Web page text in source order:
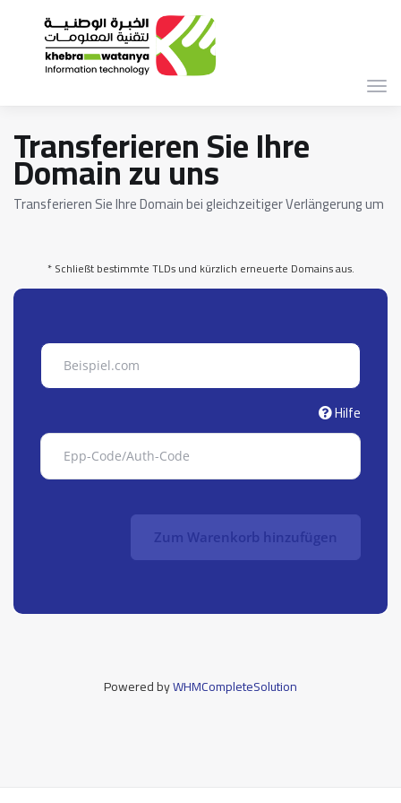
Transferieren Sie Ihre
Domain zu uns
Transferieren Sie Ihre Domain bei gleichzeitiger Verlängerung um 1
Hilfe
Zum Warenkorb hinzufügen
* Schließt bestimmte TLDs und kürzlich erneuerte Domains aus.
Powered byWHMCompleteSolution